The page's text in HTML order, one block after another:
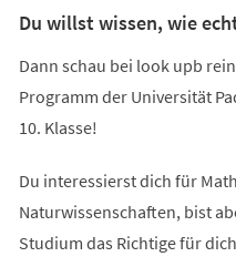
Du willst wissen, wie
Dann schau bei look upb
Programm der Universität
10. Klasse!
Du interessierst dich für
Naturwissenschaften, bist
Studium das Richtige für